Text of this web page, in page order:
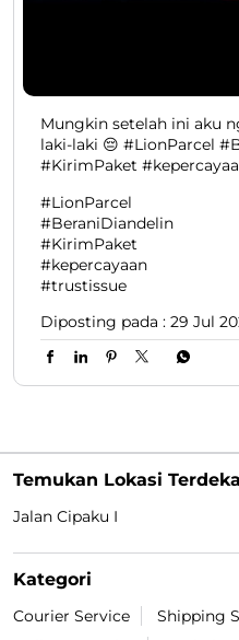
Mungkin setelah ini aku
laki-laki 😔 #LionParcel
#KirimPaket
#LionParcel
#BeraniDiandelin
#KirimPaket
#kepercayaan
#trustissue
Diposting pada : 29 Jul
Temukan Lokasi
Jalan Cipaku I
Kategori
Courier Service
Shipping